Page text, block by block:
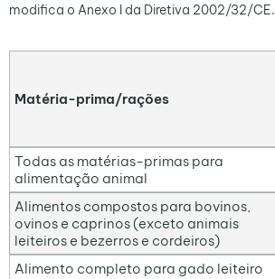
modifica o Anexo I da Diretiva 2002/32/CE.
Matéria-prima/rações
Todas as matérias-primas para
alimentação animal
Alimentos compostos para bovinos,
ovinos e caprinos (exceto animais
leiteiros e bezerros e cordeiros)
Alimento completo para gado leiteiro